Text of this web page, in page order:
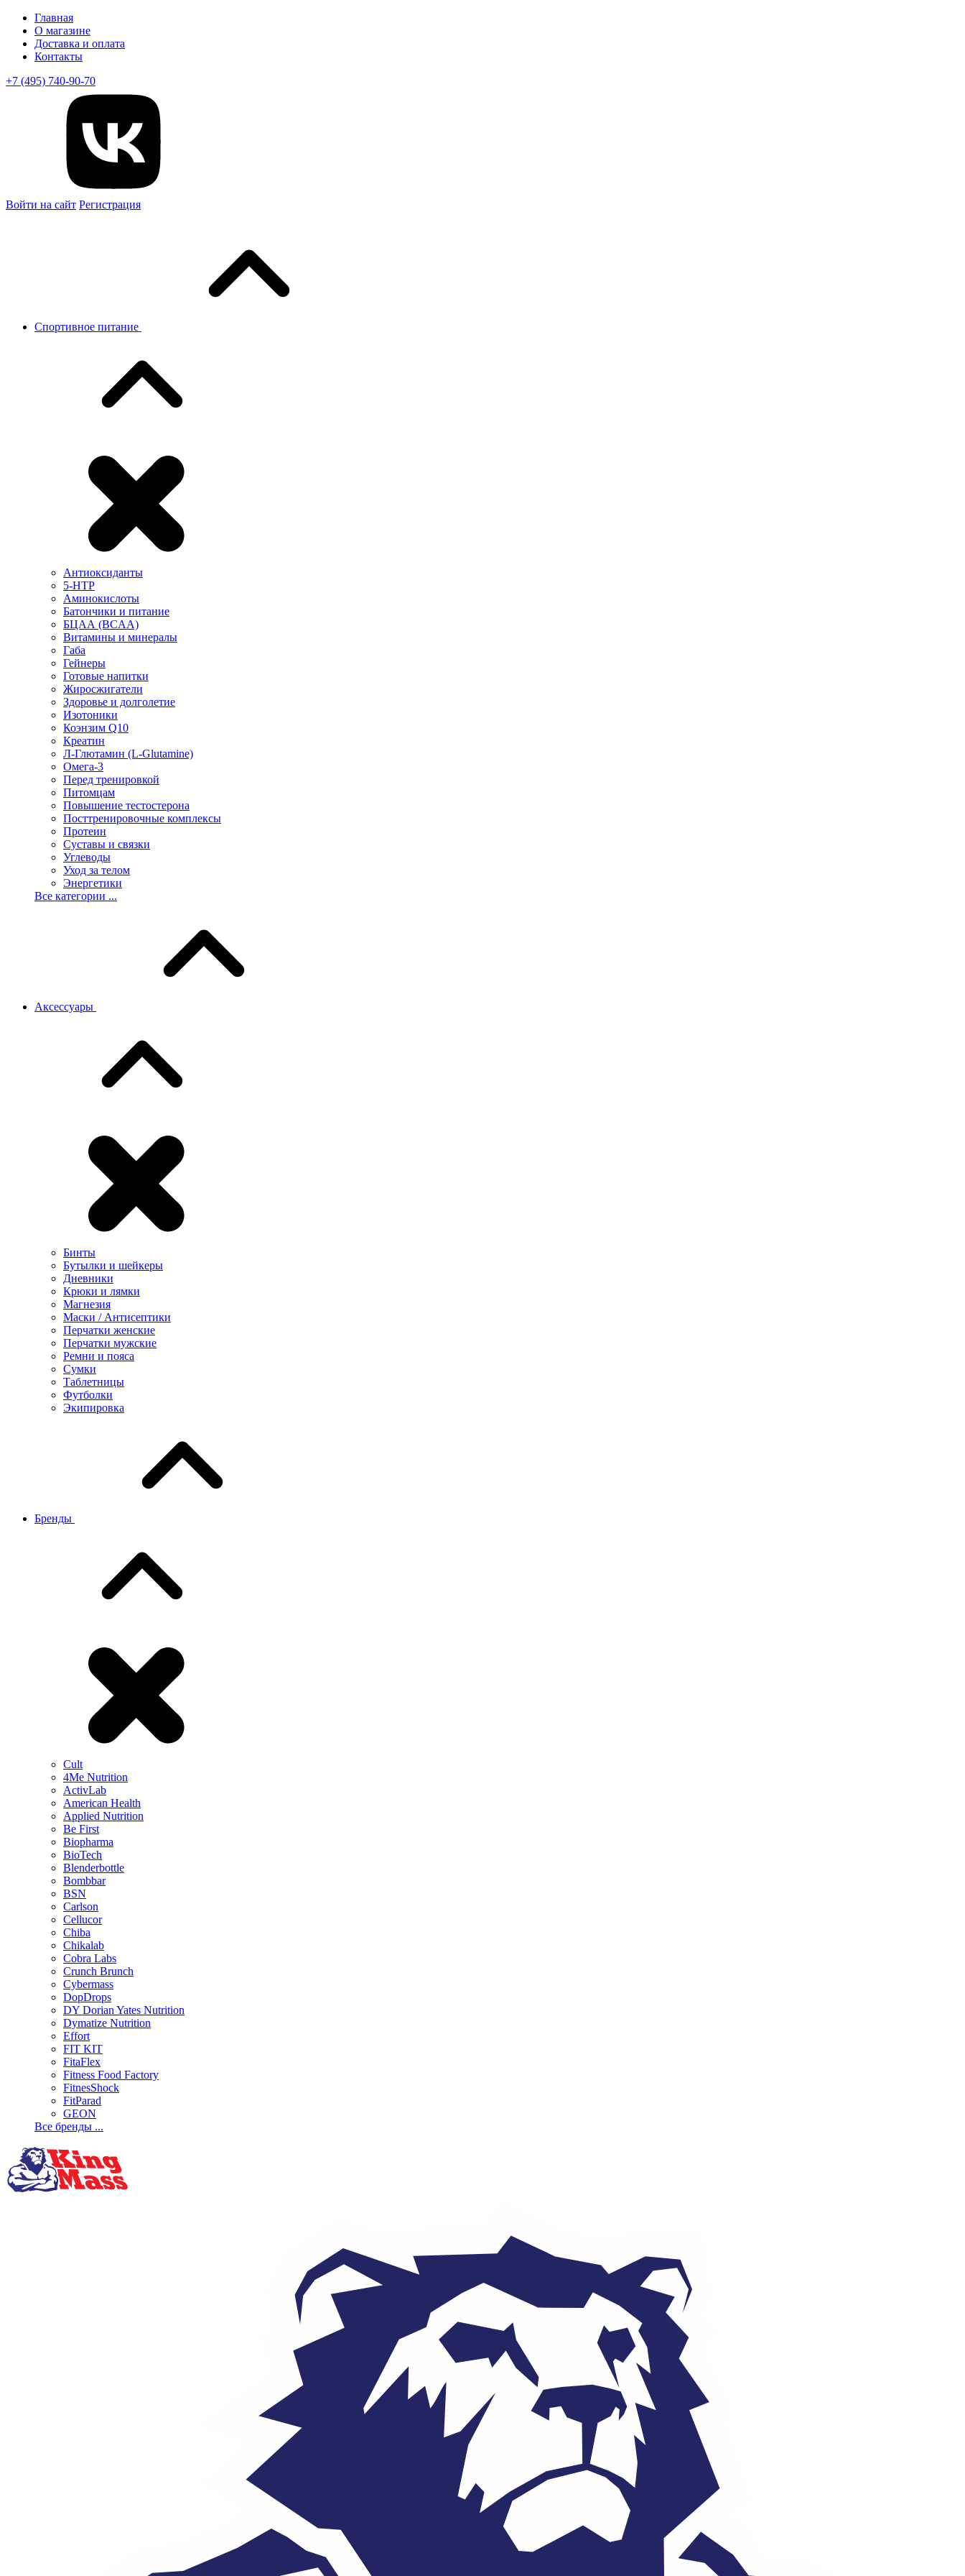
Главная
О магазине
Доставка и оплата
Контакты
+7 (495) 740-90-70
Войти на сайт Регистрация
Спортивное питание
Антиоксиданты
5-HTP
Аминокислоты
Батончики и питание
БЦАА (BCAA)
Витамины и минералы
Габа
Гейнеры
Готовые напитки
Жиросжигатели
Здоровье и долголетие
Изотоники
Коэнзим Q10
Креатин
Л-Глютамин (L-Glutamine)
Омега-3
Перед тренировкой
Питомцам
Повышение тестостерона
Посттренировочные комплексы
Протеин
Суставы и связки
Углеводы
Уход за телом
Энергетики
Все категории ...
Аксессуары
Бинты
Бутылки и шейкеры
Дневники
Крюки и лямки
Магнезия
Маски / Антисептики
Перчатки женские
Перчатки мужские
Ремни и пояса
Сумки
Таблетницы
Футболки
Экипировка
Бренды
Cult
4Me Nutrition
ActivLab
American Health
Applied Nutrition
Be First
Biopharma
BioTech
Blenderbottle
Bombbar
BSN
Carlson
Cellucor
Chiba
Chikalab
Cobra Labs
Crunch Brunch
Cybermass
DopDrops
DY Dorian Yates Nutrition
Dymatize Nutrition
Effort
FIT KIT
FitaFlex
Fitness Food Factory
FitnesShock
FitParad
GEON
Все бренды ...